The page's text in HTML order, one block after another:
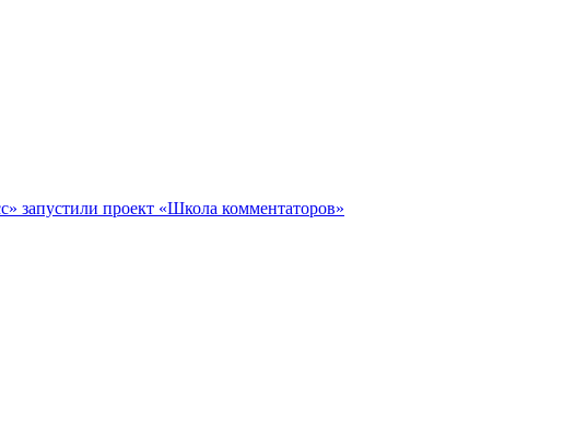
запустили проект «Школа комментаторов»